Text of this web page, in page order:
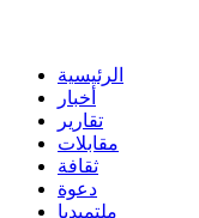
الرئيسية
أخبار
تقارير
مقابلات
ثقافة
دعوة
ملتميديا